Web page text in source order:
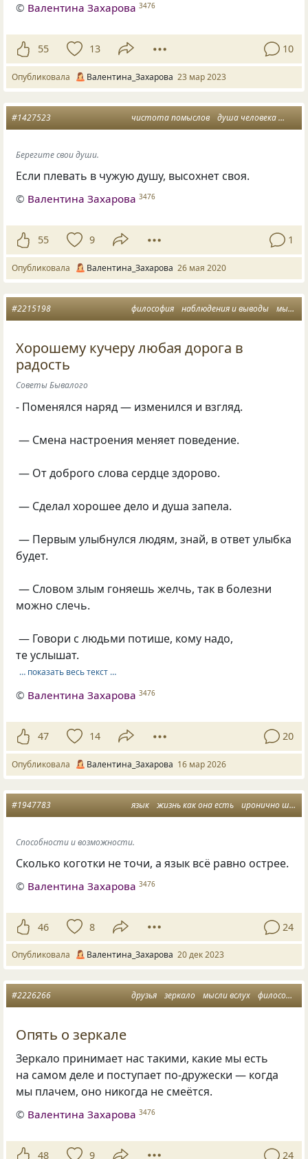
© Валентина Захарова 3476
55 13 10
Опубликовала Валентина_Захарова 23 мар 2023
чистота помыслов душа человека
#1427523
Берегите свои души.
Если плевать в чужую душу, высохнет своя.
© Валентина Захарова 3476
55 9 1
Опубликовала Валентина_Захарова 26 мая 2020
философия наблюдения и выводы мысли вслух
#2215198
Хорошему кучеру любая дорога в
радость
Советы Бывалого
- Поменялся наряд — изменился и взгляд.
— Смена настроения меняет поведение.
— От доброго слова сердце здорово.
— Сделал хорошее дело и душа запела.
— Первым улыбнулся людям, знай, в ответ улыбка
будет.
— Словом злым гоняешь желчь, так в болезни
можно слечь.
— Говори с людьми потише, кому надо,
те услышат.
… показать весь текст …
© Валентина Захарова 3476
47 14 20
Опубликовала Валентина_Захарова 16 мар 2026
язык жизнь как она есть иронично шуточное
#1947783
Способности и возможности.
Сколько коготки не точи, а язык всё равно острее.
© Валентина Захарова 3476
46 8 24
Опубликовала Валентина_Захарова 20 дек 2023
друзья зеркало мысли вслух философия жизни
#2226266
Опять о зеркале
Зеркало принимает нас такими, какие мы есть
на самом деле и поступает по-дружески — когда
мы плачем, оно никогда не смеётся.
© Валентина Захарова 3476
48 9 24